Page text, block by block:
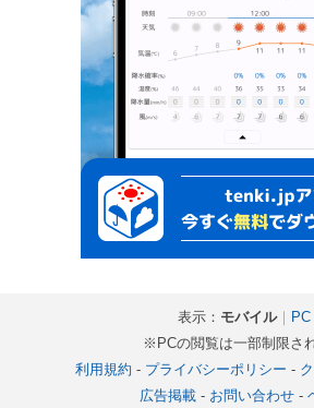
表示： モバイル｜ PC
※PCの閲覧は一部制限さ
利用規約 - プライバシーポリシー -
広告掲載- お問い合わせ-